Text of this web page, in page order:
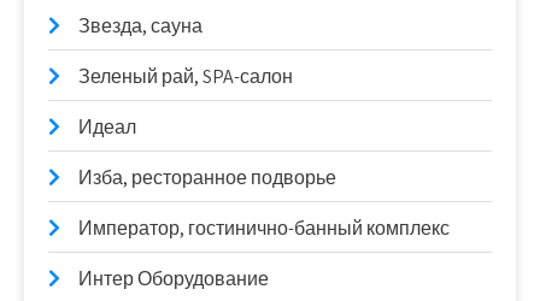
Звезда, сауна
Зеленый рай, SPA-салон
Идеал
Изба, ресторанное подворье
Император, гостинично-банный комплекс
Интер Оборудование